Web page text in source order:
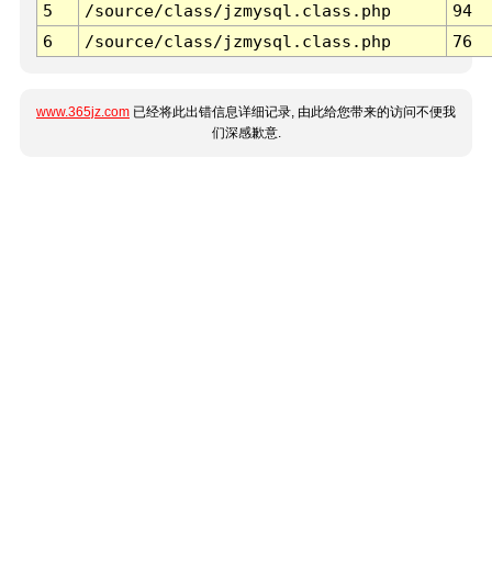
5
/source/class/jzmysql.class.php
94
6
/source/class/jzmysql.class.php 76
www.365jz.com 已经将此出错信息详细记录, 由此给您带来的访问不便我
们深感歉意.